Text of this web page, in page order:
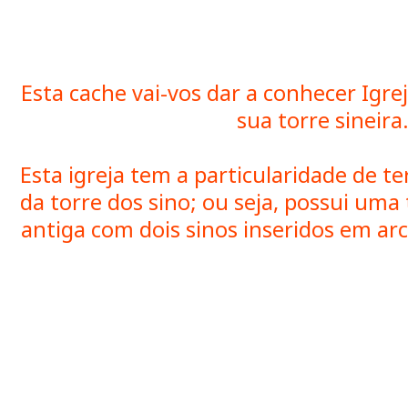
Esta cache vai-vos dar a conhecer
sua torre
Esta igreja tem a particularidade de
da torre dos sino; ou seja, possui
antiga com dois sinos inseridos em